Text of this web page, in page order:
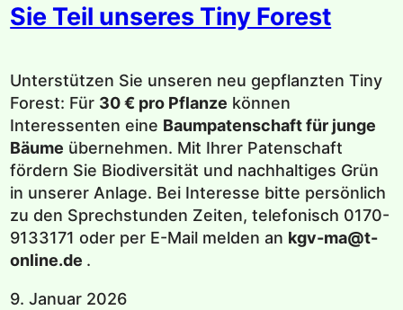
Sie Teil unseres Tiny Forest
Unterstützen Sie unseren neu gepflanzten Tiny
Forest: Für 30 € pro Pflanze können
Interessenten eine Baumpatenschaft für junge
Bäume übernehmen. Mit Ihrer Patenschaft
fördern Sie Biodiversität und nachhaltiges Grün
in unserer Anlage. Bei Interesse bitte persönlich
zu den Sprechstunden Zeiten, telefonisch 0170-
9133171 oder per E-Mail melden an kgv-ma@t-
online.de .
9. Januar 2026